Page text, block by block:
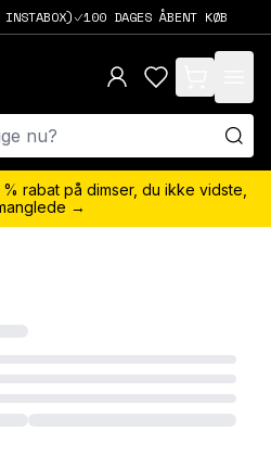
100 DAGES ÅBENT KØB
items in cart,
rabat på dimser, du ikke vidste,
→